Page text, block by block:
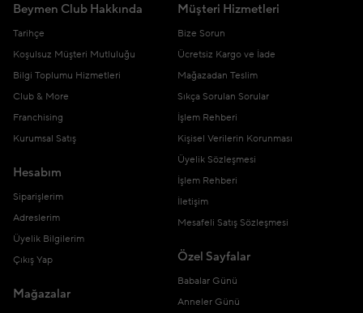
Beymen Club Hakkında
Tarihçe
Koşulsuz Müşteri Mutluluğu
Bilgi Toplumu Hizmetleri
Club & More
Franchising
Kurumsal Satış
Hesabım
Siparişlerim
Adreslerim
Üyelik Bilgilerim
Çıkış Yap
Mağazalar
Müşteri Hizmetleri
Bize Sorun
Ücretsiz Kargo ve İade
Mağazadan Teslim
Sıkça Sorulan Sorular
İşlem Rehberi
Kişisel Verilerin Korunması
Üyelik Sözleşmesi
İşlem Rehberi
İletişim
Mesafeli Satış Sözleşmesi
Özel Sayfalar
Babalar Günü
Anneler Günü